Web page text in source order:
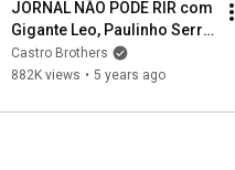
JORNAL NÃO PODE RIR com
Gigante Leo, Paulinho Serra,
Marcos Castro e Luciana
D'Aulizio
Castro Brothers
882K views • 5 years ago